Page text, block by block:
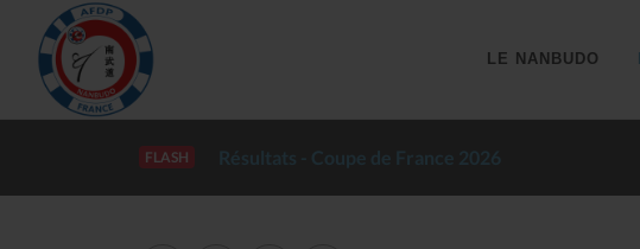
LE NANBUDO
FLASH Résultats - Coupe de France 2026